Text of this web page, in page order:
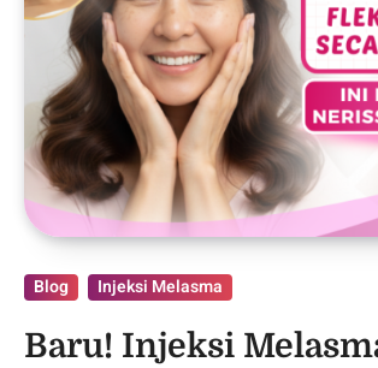
Blog Injeksi Melasma
Baru! Injeksi